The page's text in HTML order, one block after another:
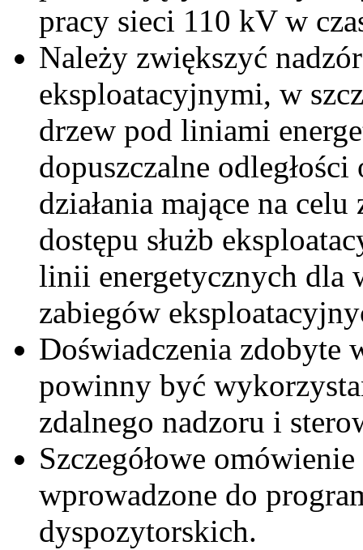
pracy sieci 110 kV w
Należy zwiększyć
eksploatacyjnymi, w
drzew pod liniami
dopuszczalne
działania mające na
dostępu służb
linii energetycznych dla
zabiegów
Doświadczenia
powinny być
zdalnego nadzoru i
Szczegółowe
wprowadzone do
dyspozytorskich.